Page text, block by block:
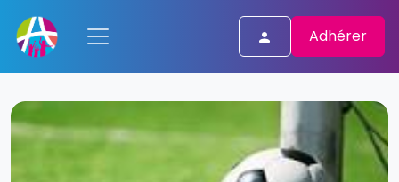
Adhérer